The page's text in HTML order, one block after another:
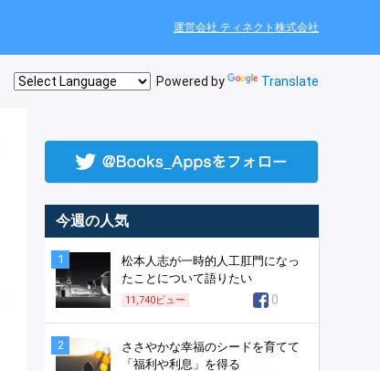
運営会社 ティネクト株式会社
Powered by Translate
今週の人気
1
松本人志が一時的人工肛門になっ
たことについて語りたい
11,740ビュー 0
2
ささやかな幸福のシードを育てて
「福利や利息」を得る